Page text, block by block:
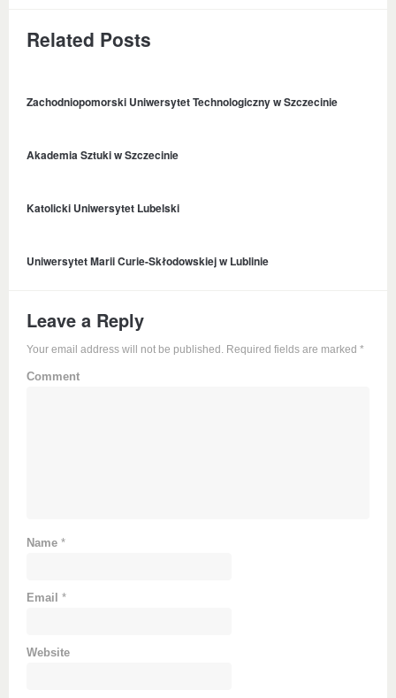
Related Posts
Zachodniopomorski Uniwersytet Technologiczny w Szczecinie
Akademia Sztuki w Szczecinie
Katolicki Uniwersytet Lubelski
Uniwersytet Marii Curie-Skłodowskiej w Lublinie
Leave a Reply
Your email address will not be published. Required fields are marked *
Comment
Name *
Email *
Website